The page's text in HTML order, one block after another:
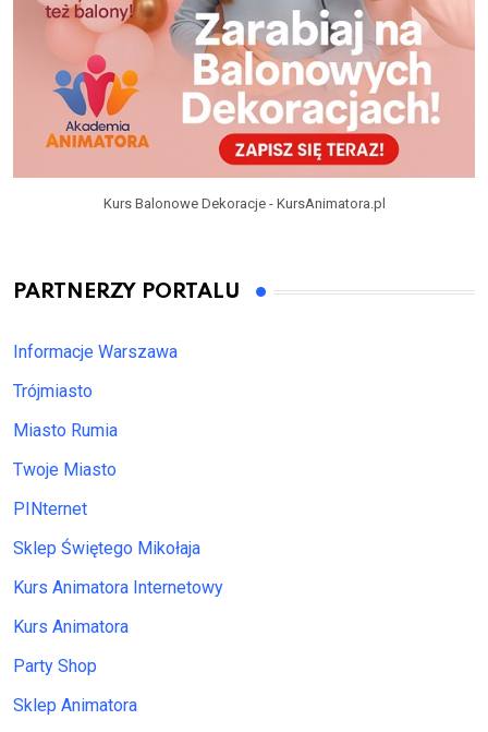
Kurs Balonowe Dekoracje - KursAnimatora.pl
PARTNERZY PORTALU
Informacje Warszawa
Trójmiasto
Miasto Rumia
Twoje Miasto
PINternet
Sklep Świętego Mikołaja
Kurs Animatora Internetowy
Kurs Animatora
Party Shop
Sklep Animatora